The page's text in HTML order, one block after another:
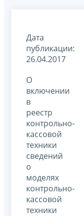
Дата
публикации:
26.04.2017
О
включении
в
реестр
контрольно-
кассовой
техники
сведений
о
моделях
контрольно-
кассовой
техники